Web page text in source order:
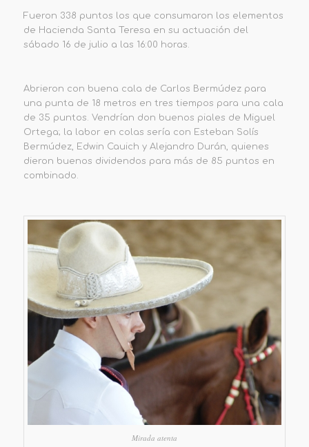
Fueron 338 puntos los que consumaron los elementos
de Hacienda Santa Teresa en su actuación del
sábado 16 de julio a las 16:00 horas.
Abrieron con buena cala de Carlos Bermúdez para
una punta de 18 metros en tres tiempos para una cala
de 35 puntos. Vendrían don buenos piales de Miguel
Ortega; la labor en colas sería con Esteban Solís
Bermúdez, Edwin Cauich y Alejandro Durán, quienes
dieron buenos dividendos para más de 85 puntos en
combinado.
Mirada atenta